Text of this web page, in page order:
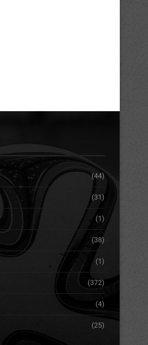
(44)
(31)
(1)
(38)
(1)
(372)
(4)
(25)